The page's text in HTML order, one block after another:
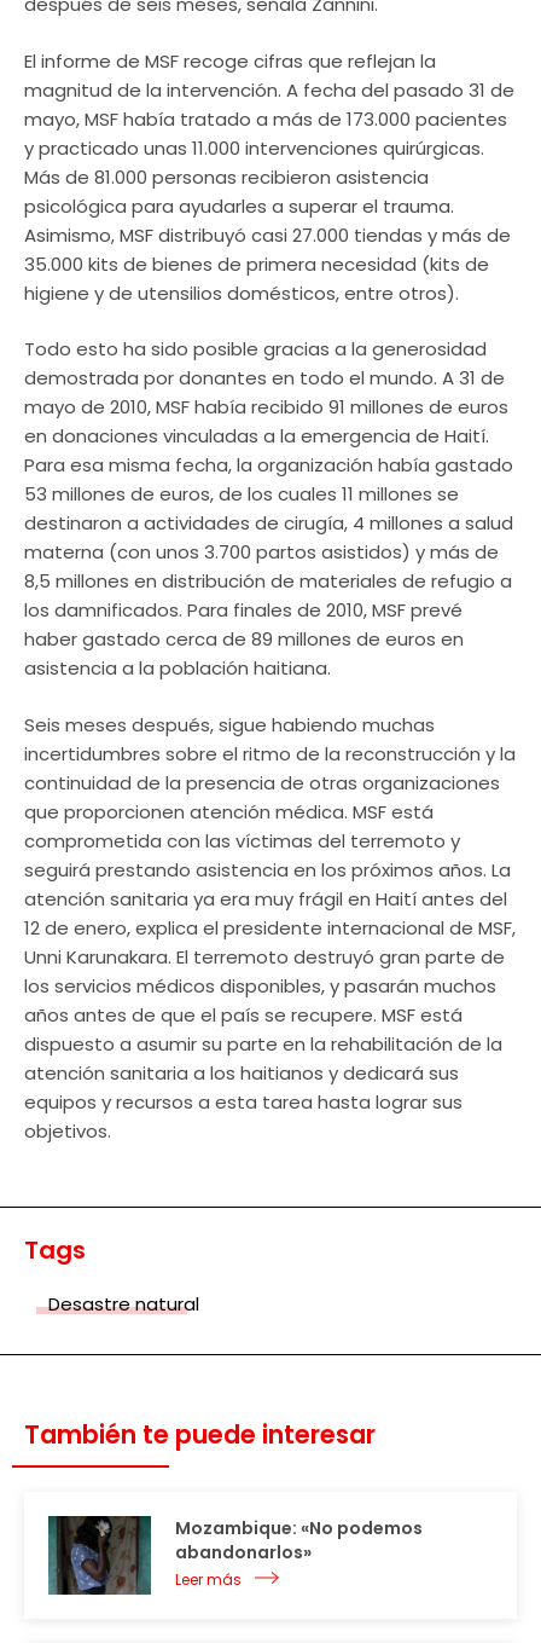
El informe de MSF recoge cifras que reflejan la
magnitud de la intervención. A fecha del pasado 31 de
mayo, MSF había tratado a más de 173.000 pacientes
y practicado unas 11.000 intervenciones quirúrgicas.
Más de 81.000 personas recibieron asistencia
psicológica para ayudarles a superar el trauma.
Asimismo, MSF distribuyó casi 27.000 tiendas y más de
35.000 kits de bienes de primera necesidad (kits de
higiene y de utensilios domésticos, entre otros).
Todo esto ha sido posible gracias a la generosidad
demostrada por donantes en todo el mundo. A 31 de
mayo de 2010, MSF había recibido 91 millones de euros
en donaciones vinculadas a la emergencia de Haití.
Para esa misma fecha, la organización había gastado
53 millones de euros, de los cuales 11 millones se
destinaron a actividades de cirugía, 4 millones a salud
materna (con unos 3.700 partos asistidos) y más de
8,5 millones en distribución de materiales de refugio a
los damnificados. Para finales de 2010, MSF prevé
haber gastado cerca de 89 millones de euros en
asistencia a la población haitiana.
Seis meses después, sigue habiendo muchas
incertidumbres sobre el ritmo de la reconstrucción y la
continuidad de la presencia de otras organizaciones
que proporcionen atención médica. MSF está
comprometida con las víctimas del terremoto y
seguirá prestando asistencia en los próximos años. La
atención sanitaria ya era muy frágil en Haití antes del
12 de enero, explica el presidente internacional de MSF,
Unni Karunakara. El terremoto destruyó gran parte de
los servicios médicos disponibles, y pasarán muchos
años antes de que el país se recupere. MSF está
dispuesto a asumir su parte en la rehabilitación de la
atención sanitaria a los haitianos y dedicará sus
equipos y recursos a esta tarea hasta lograr sus
objetivos.
Tags
Desastre natural
También te puede interesar
Mozambique: «No podemos
abandonarlos»
Leer más